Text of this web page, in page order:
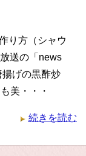
作り方（シャウ
送の「news
げの黒酢炒
美・・・
続きを読む